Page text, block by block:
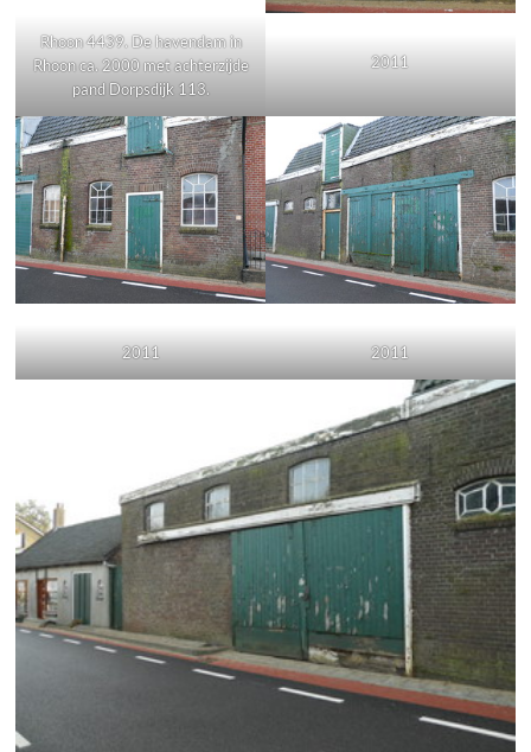
Rhoon 4439. De havendam in
Rhoon ca. 2000 met achterzijde
pand Dorpsdijk 113.
2011
2011 2011